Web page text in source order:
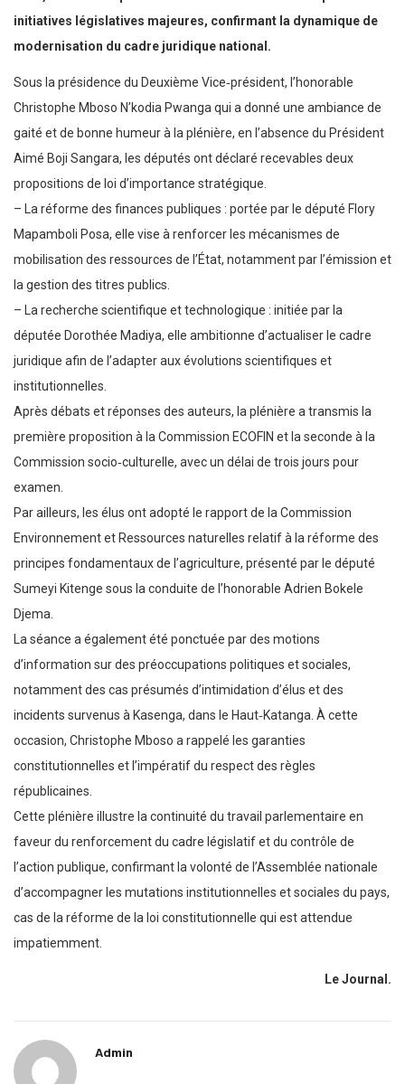
initiatives législatives majeures, confirmant la dynamique de
modernisation du cadre juridique national.
Sous la présidence du Deuxième Vice‑président, l’honorable
Christophe Mboso N’kodia Pwanga qui a donné une ambiance de
gaité et de bonne humeur à la plénière, en l’absence du Président
Aimé Boji Sangara, les députés ont déclaré recevables deux
propositions de loi d’importance stratégique.
– La réforme des finances publiques : portée par le député Flory
Mapamboli Posa, elle vise à renforcer les mécanismes de
mobilisation des ressources de l’État, notamment par l’émission et
la gestion des titres publics.
– La recherche scientifique et technologique : initiée par la
députée Dorothée Madiya, elle ambitionne d’actualiser le cadre
juridique afin de l’adapter aux évolutions scientifiques et
institutionnelles.
Après débats et réponses des auteurs, la plénière a transmis la
première proposition à la Commission ECOFIN et la seconde à la
Commission socio‑culturelle, avec un délai de trois jours pour
examen.
Par ailleurs, les élus ont adopté le rapport de la Commission
Environnement et Ressources naturelles relatif à la réforme des
principes fondamentaux de l’agriculture, présenté par le député
Sumeyi Kitenge sous la conduite de l’honorable Adrien Bokele
Djema.
La séance a également été ponctuée par des motions
d’information sur des préoccupations politiques et sociales,
notamment des cas présumés d’intimidation d’élus et des
incidents survenus à Kasenga, dans le Haut‑Katanga. À cette
occasion, Christophe Mboso a rappelé les garanties
constitutionnelles et l’impératif du respect des règles
républicaines.
Cette plénière illustre la continuité du travail parlementaire en
faveur du renforcement du cadre législatif et du contrôle de
l’action publique, confirmant la volonté de l’Assemblée nationale
d’accompagner les mutations institutionnelles et sociales du pays,
cas de la réforme de la loi constitutionnelle qui est attendue
impatiemment.
Le Journal.
Admin